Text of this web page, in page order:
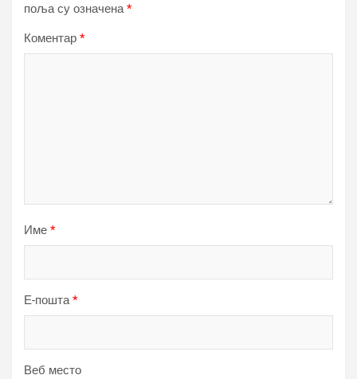
поља су означена*
Коментар *
Име *
Е-пошта*
Веб место